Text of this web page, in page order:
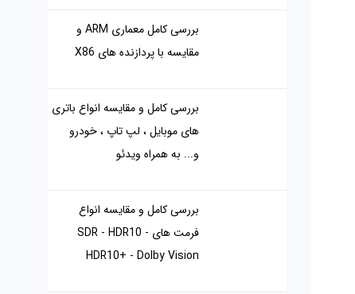
بررسی کامل معماری ARM و
مقایسه با پردازنده های X86
بررسی کامل و مقایسه انواع باتری
های موبایل ، لپ تاپ ، خودرو
و... به همراه ویدئو
بررسی کامل و مقایسه انواع
فرمت های SDR - HDR10 -
HDR10+ - Dolby Vision